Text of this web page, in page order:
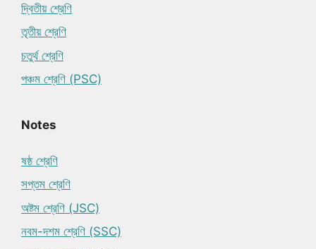
দ্বিতীয় শ্রেণি
তৃতীয় শ্রেণি
চতুর্থ শ্রেণি
পঞ্চম শ্রেণি (PSC)
Notes
ষষ্ঠ শ্রেণি
সপ্তম শ্রেণি
অষ্টম শ্রেণি (JSC)
নবম-দশম শ্রেণি (SSC)